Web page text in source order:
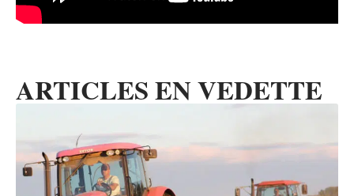
ARTICLES EN VEDETTE